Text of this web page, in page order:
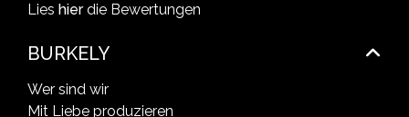
Lies hierdie Bewertungen
BURKELY
Wer sind wir
Mit Liebe produzieren